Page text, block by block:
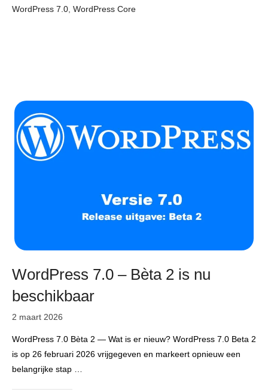
WordPress 7.0 WordPress Core
WordPress 7.0 – Bèta 2 is nu
beschikbaar
2 maart 2026
WordPress 7.0 Bèta 2 — Wat is er nieuw? WordPress 7.0 Beta 2
is op 26 februari 2026 vrijgegeven en markeert opnieuw een
belangrijke stap …